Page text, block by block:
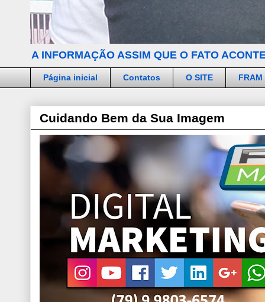
A INFORMAÇÃO ASSIM QUE O FATO
Página inicial Contatos O SITE FRAM
Cuidando Bem da Sua Imagem